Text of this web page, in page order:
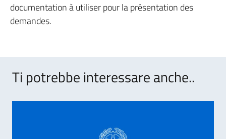
documentation à utiliser pour la présentation des
demandes.
Ti potrebbe interessare anche..